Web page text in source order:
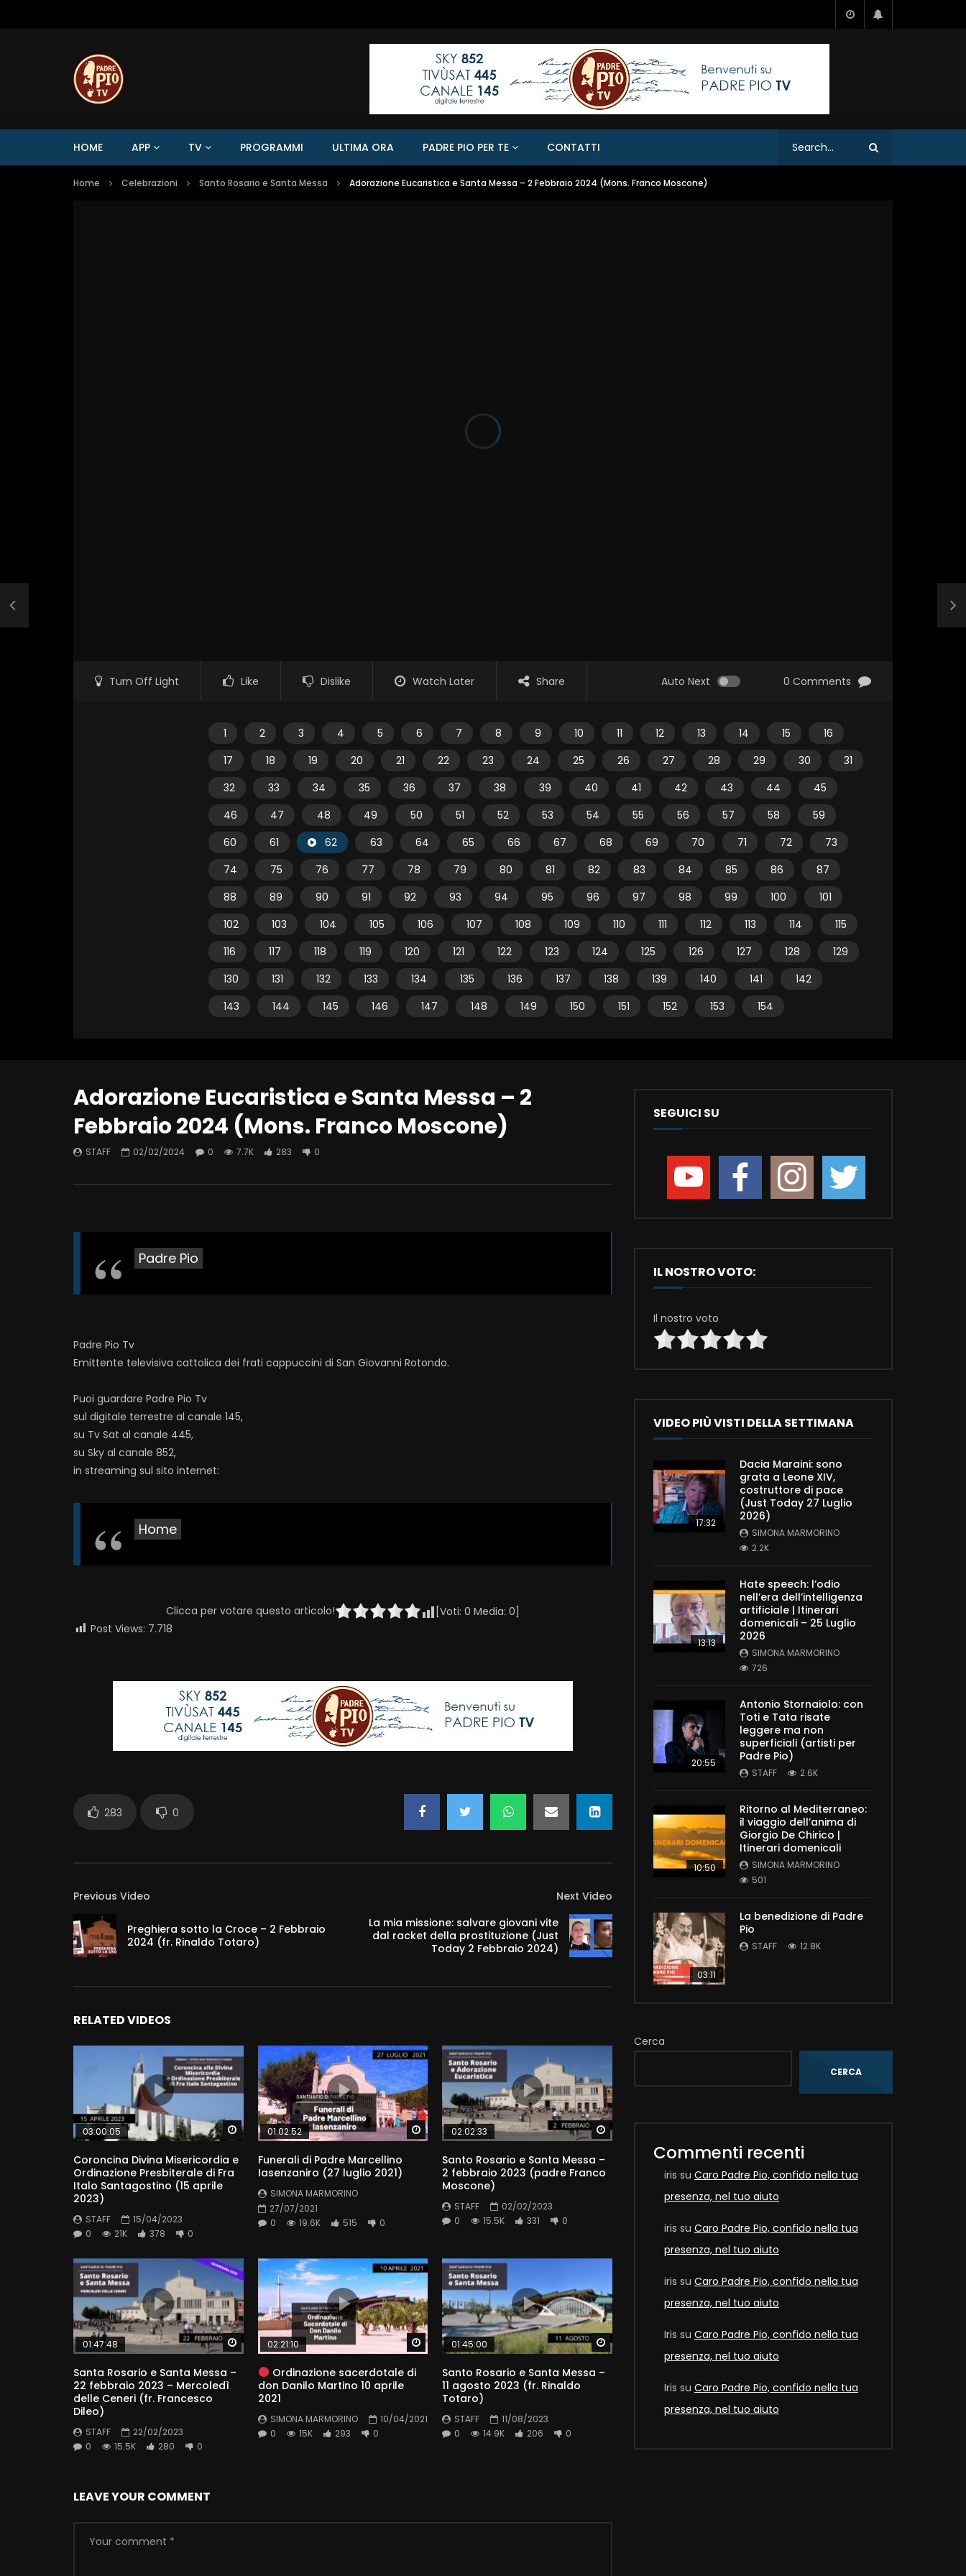
HOME APP TV PROGRAMMI ULTIMA ORA PADRE PIO PER TE CONTATTI
Home Celebrazioni Santo Rosario e Santa Messa Adorazione Eucaristica e Santa Messa – 2 Febbraio 2024 (Mons. Franco Moscone)
Turn Off Light Like Dislike Watch Later Share Auto Next 0 Comments
1 2 3 4 5 6 7 8 9 10 11 12 13 14 15
16
17
18 19 20 21 22 23 24 25 26 27 28 29 30
31
32
33 34 35 36 37 38 39 40 41 42 43 44
45
46
47 48 49 50 51 52 53 54 55 56 57 58
59
60
61 62 63 64 65 66 67 68 69 70 71 72
73
74
75 76 77 78 79 80 81 82 83 84 85 86
87
88
89 90 91 92 93 94 95 96 97 98 99 100
101
102
103 104 105 106 107 108 109 110 111 112 113 114
115
116
117 118 119 120 121 122 123 124 125 126 127 128
129
130
131 132 133 134 135 136 137 138 139 140 141
142
143
144 145 146 147 148 149 150 151 152 153 154
Adorazione Eucaristica e Santa Messa – 2
Febbraio 2024 (Mons. Franco Moscone)
STAFF 02/02/2024 0 7.7K 283 0
Padre Pio
Padre Pio Tv
Emittente televisiva cattolica dei frati cappuccini di San Giovanni Rotondo.
Puoi guardare Padre Pio Tv
sul digitale terrestre al canale 145,
su Tv Sat al canale 445,
su Sky al canale 852,
in streaming sul sito internet:
Home
Clicca per votare questo articolo! [Voti: 0 Media: 0
Post Views: 7.718
283 0
Previous Video
Preghiera sotto la Croce – 2 Febbraio
2024 (fr. Rinaldo Totaro)
Next Video
La mia missione: salvare giovani vite
dal racket della prostituzione (Just
Today 2 Febbraio 2024)
RELATED VIDEOS
Watch Later
03:00:05
Coroncina Divina Misericordia e
Ordinazione Presbiterale di Fra
Italo Santagostino (15 aprile
2023)
STAFF
15/04/2023
0
21K 378 0
Watch Later
01:02:52
Funerali di Padre Marcellino
Iasenzaniro (27 luglio 2021)
SIMONA MARMORINO
27/07/2021
0
19.6K 515 0
Watch Later
02:02:33
Santo Rosario e Santa Messa –
2 febbraio 2023 (padre Franco
Moscone)
STAFF
02/02/2023
0
15.5K 331 0
Watch Later
01:47:48
Santa Rosario e Santa Messa –
22 febbraio 2023 – Mercoledì
delle Ceneri (fr. Francesco
Dileo)
STAFF
22/02/2023
0
15.5K 280 0
Watch Later
02:21:10
Ordinazione sacerdotale di
don Danilo Martino 10 aprile
2021
SIMONA MARMORINO
10/04/2021
0
15K 293 0
Watch Later
01:45:00
Santo Rosario e Santa Messa –
11 agosto 2023 (fr. Rinaldo
Totaro)
STAFF
11/08/2023
0
14.9K 206 0
LEAVE YOUR COMMENT
SEGUICI SU
IL NOSTRO VOTO:
Il nostro voto
VIDEO PIÙ VISTI DELLA SETTIMANA
17:32
Dacia Maraini: sono
grata a Leone XIV,
costruttore di pace
(Just Today 27 Luglio
2026)
SIMONA MARMORINO
2.2K
13:13
Hate speech: l’odio
nell’era dell’intelligenza
artificiale | Itinerari
domenicali – 25 Luglio
2026
SIMONA MARMORINO
726
20:55
Antonio Stornaiolo: con
Toti e Tata risate
leggere ma non
superficiali (artisti per
Padre Pio)
STAFF 2.6K
10:50
Ritorno al Mediterraneo:
il viaggio dell’anima di
Giorgio De Chirico |
Itinerari domenicali
SIMONA MARMORINO
501
03:11
La benedizione di Padre
Pio
STAFF 12.8K
Cerca
CERCA
Commenti recenti
iris su Caro Padre Pio, confido nella tua
presenza, nel tuo aiuto
iris su Caro Padre Pio, confido nella tua
presenza, nel tuo aiuto
iris su Caro Padre Pio, confido nella tua
presenza, nel tuo aiuto
Iris su Caro Padre Pio, confido nella tua
presenza, nel tuo aiuto
Iris su Caro Padre Pio, confido nella tua
presenza, nel tuo aiuto